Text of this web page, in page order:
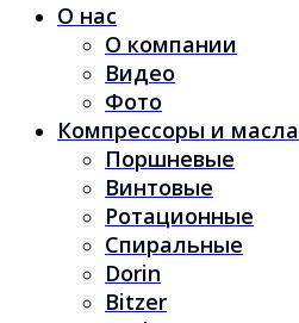
О нас
О компании
Видео
Фото
Компрессоры и масла
Поршневые
Винтовые
Ротационные
Спиральные
Dorin
Bitzer